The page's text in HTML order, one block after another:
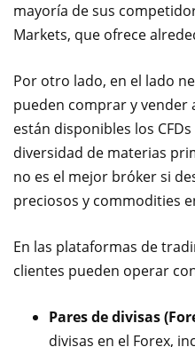
mayoría de sus
Markets, que ofrece
Por otro lado, en el lado
pueden comprar y vender
están disponibles los
diversidad de materias
no es el mejor bróker si
preciosos y commodities
En las plataformas de
clientes pueden operar
Pares de divisas
divisas en el Forex,